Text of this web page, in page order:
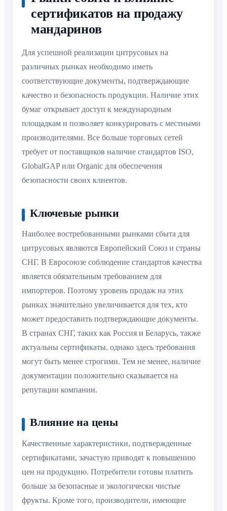
сертификатов на продажу
мандаринов
Для успешной реализации цитрусовых на
различных рынках необходимо иметь
соответствующие документы, подтверждающие
качество и безопасность продукции. Наличие этих
бумаг открывает доступ к международным
площадкам и позволяет конкурировать с местными
производителями. Все больше торговых сетей
требует от поставщиков наличие стандартов ISO,
GlobalGAP или Organic для обеспечения
безопасности своих клиентов.
Ключевые рынки
Наиболее востребованными рынками сбыта для
цитрусовых являются Европейский Союз и страны
СНГ. В Евросоюзе соблюдение стандартов качества
является обязательным требованием для
импортеров. Поэтому уровень продаж на этих
рынках значительно увеличивается для тех, кто
может предоставить подтверждающие документы.
В странах СНГ, таких как Россия и Беларусь, также
актуальны сертификаты, однако здесь требования
могут быть менее строгими. Тем не менее, наличие
документации положительно сказывается на
репутации компании.
Влияние на цены
Качественные характеристики, подтвержденные
сертификатами, зачастую приводят к повышению
цен на продукцию. Потребители готовы платить
больше за безопасные и экологически чистые
фрукты. Кроме того, производители, имеющие